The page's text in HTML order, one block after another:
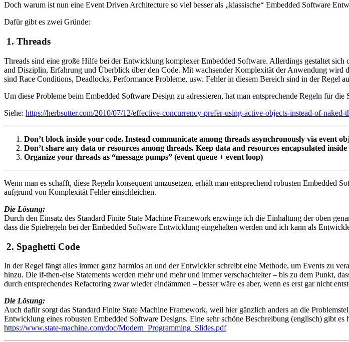
Doch warum ist nun eine Event Driven Architecture so viel besser als „klassische“ Embedded Software
Dafür gibt es zwei Gründe:
1. Threads
Threads sind eine große Hilfe bei der Entwicklung komplexer Embedded Software. Allerdings gestaltet
and Disziplin, Erfahrung und Überblick über den Code. Mit wachsender Komplexität der Anwendung wird
sind Race Conditions, Deadlocks, Performance Probleme, usw. Fehler in diesem Bereich sind in der Regel
Um diese Probleme beim Embedded Software Design zu adressieren, hat man entsprechende Regeln für
Siehe: https://herbsutter.com/2010/07/12/effective-concurrency-prefer-using-active-objects-instead-of-naked-
Don’t block inside your code. Instead communicate among threads asynchronously via
Don’t share any data or resources among threads. Keep data and resources encapsulated
Organize your threads as “message pumps” (event queue + event loop)
Wenn man es schafft, diese Regeln konsequent umzusetzen, erhält man entsprechend robusten Embedded
aufgrund von Komplexität Fehler einschleichen.
Die Lösung:
Durch den Einsatz des Standard Finite State Machine Framework erzwinge ich die Einhaltung der oben
dass die Spielregeln bei der Embedded Software Entwicklung eingehalten werden und ich kann als
2. Spaghetti Code
In der Regel fängt alles immer ganz harmlos an und der Entwickler schreibt eine Methode, um Events zu
hinzu. Die if-then-else Statements werden mehr und mehr und immer verschachtelter – bis zu dem Punkt,
durch entsprechendes Refactoring zwar wieder eindämmen – besser wäre es aber, wenn es erst gar nicht
Die Lösung:
Auch dafür sorgt das Standard Finite State Machine Framework, weil hier gänzlich anders an die
Entwicklung eines robusten Embedded Software Designs. Eine sehr schöne Beschreibung (englisch) gibt es
https://www.state-machine.com/doc/Modern_Programming_Slides.pdf